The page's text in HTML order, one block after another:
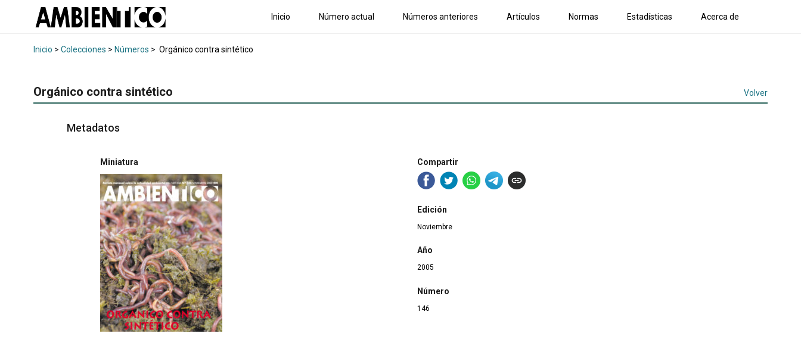
Inicio Número actual Números anteriores Artículos Normas Estadísticas Acerca de
Inicio > Colecciones > Números > Orgánico contra sintético
Orgánico contra sintético Volver
Metadatos
Miniatura Compartir
Edición
Noviembre
Año
2005
Número
146